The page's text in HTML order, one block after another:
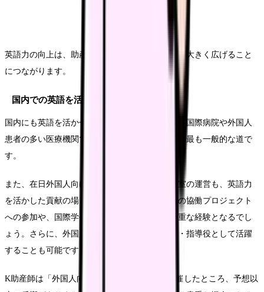
英語力の向上は、助産師としてのキャリアの幅を大きく広げること
につながります。
国内での英語を活かした活躍の場
国内にも英語を活かせる多くの機会があります。国際病院や外国人
患者の多い医療機関での勤務は、英語力を活かす最も一般的な道で
す。
また、在日外国人向けの母親学級や産後ケア教室の運営も、英語力
を活かした貢献の場となります。医療通訳者との協働プロジェクト
への参加や、国際学会での研究発表や交流も貴重な経験となるでし
ょう。さらに、外国人看護師・助産師への教育・指導役として活躍
することも可能です。
K助産師は「外国人向けの両親学級を英語で開催したところ、予想以